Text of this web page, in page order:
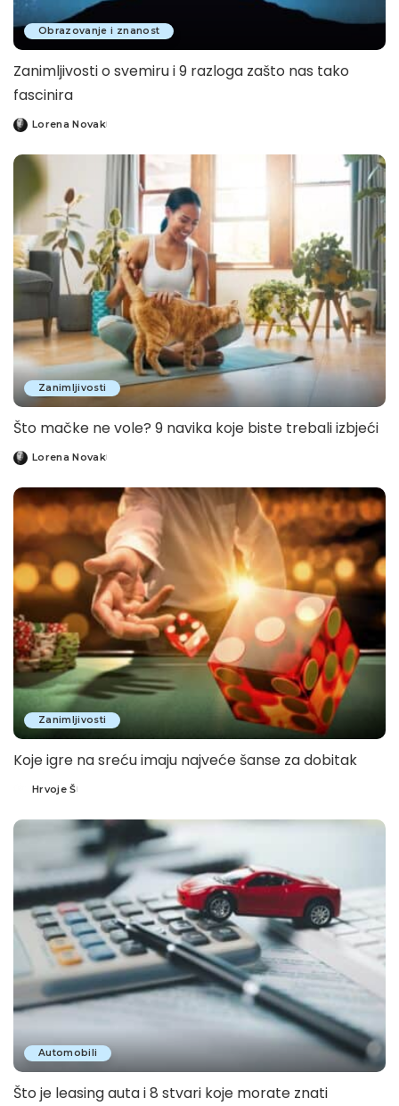
Obrazovanje i znanost
Zanimljivosti o svemiru i 9 razloga zašto nas tako
fascinira
Posted
Lorena Novak
Zanimljivosti
Što mačke ne vole? 9 navika koje biste trebali izbjeći
Posted
Lorena Novak
Zanimljivosti
Koje igre na sreću imaju najveće šanse za dobitak
Posted
Hrvoje Š
Automobili
Što je leasing auta i 8 stvari koje morate znati